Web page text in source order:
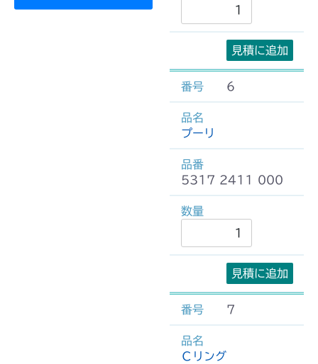
見積に追加
6
プーリ
5317 2411 000
見積に追加
7
Ｃリング